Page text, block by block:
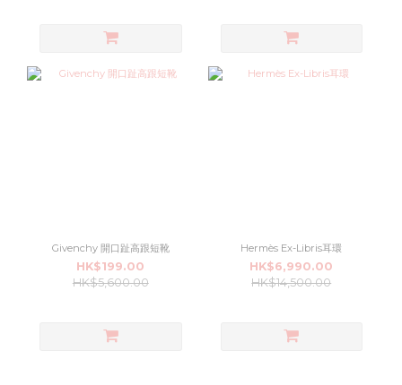
Givenchy 開口趾高跟短靴
HK$199.00
HK$5,600.00
Hermès Ex-Libris耳環
HK$6,990.00
HK$14,500.00